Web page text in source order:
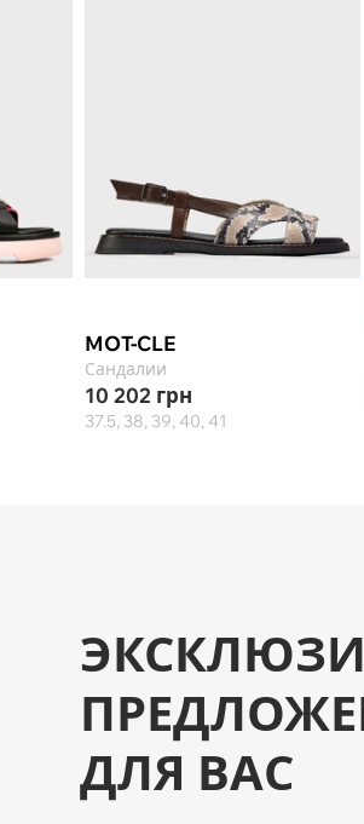
MOT-CLE
Сандалии
10 202 грн
37.5, 38, 39, 40, 41
ДЛЯ ВАС